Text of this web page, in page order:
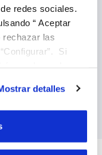
redes sociales.
“ Aceptar
rechazar las
Si
funcione y que
consultar
Cookies
detalles
it is the
and you can
area. Once